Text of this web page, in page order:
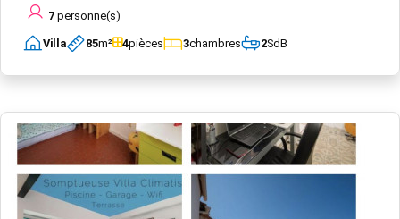
7 personne(s)
Villa 85m² 4pièces 3chambres 2SdB